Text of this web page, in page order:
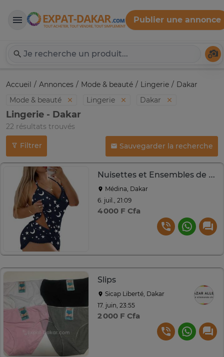
Expat-Dakar
Publier une annonce
Accueil Annonces Mode & beauté Lingerie
Dakar
Mode & beauté
Lingerie Dakar
Lingerie - Dakar
22 résultats trouvés
Filtrer Sauvegarder la recherche
Nuisettes et Ensembles de Nuit pour Femme
Médina, Dakar
6. juil., 21:09
4 000 F Cfa
Slips
Sicap Liberté, Dakar
17. juin, 23:55
2 000 F Cfa